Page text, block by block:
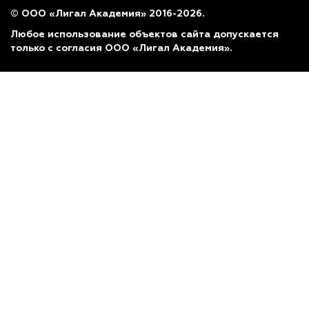
© ООО «Лигал Академия» 2016-2026.
Любое использование объектов сайта допускается
только с согласия ООО «Лигал Академия».